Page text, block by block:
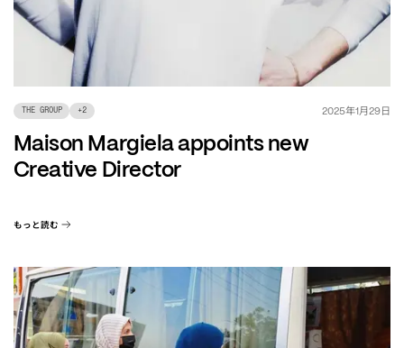
THE GROUP +2 2025年1月29日
Maison Margiela appoints new
Creative Director
もっと読む